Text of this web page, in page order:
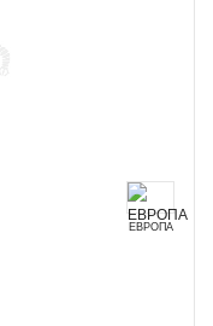
ЕВРОПА